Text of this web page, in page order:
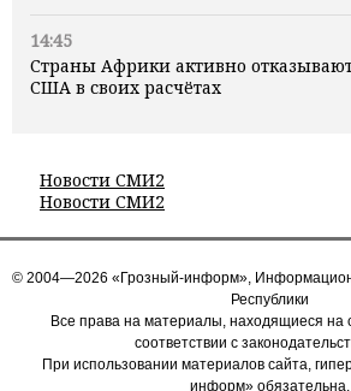
14:45
Страны Африки активно
США в своих расчётах
Новости СМИ2
Новости СМИ2
© 2004—2026 «Грозный-информ»,
Республики
Все права на материалы, находящиеся на
соответствии с
При использовании материалов сайта,
информ» обязательна.